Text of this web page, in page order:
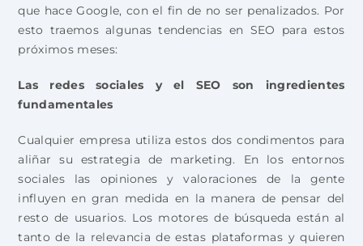
que hace Google, con el fin de no ser penalizados. Por
esto traemos algunas tendencias en SEO para estos
próximos meses:
Las redes sociales y el SEO son ingredientes
fundamentales
Cualquier empresa utiliza estos dos condimentos para
aliñar su estrategia de marketing. En los entornos
sociales las opiniones y valoraciones de la gente
influyen en gran medida en la manera de pensar del
resto de usuarios. Los motores de búsqueda están al
tanto de la relevancia de estas plataformas y quieren